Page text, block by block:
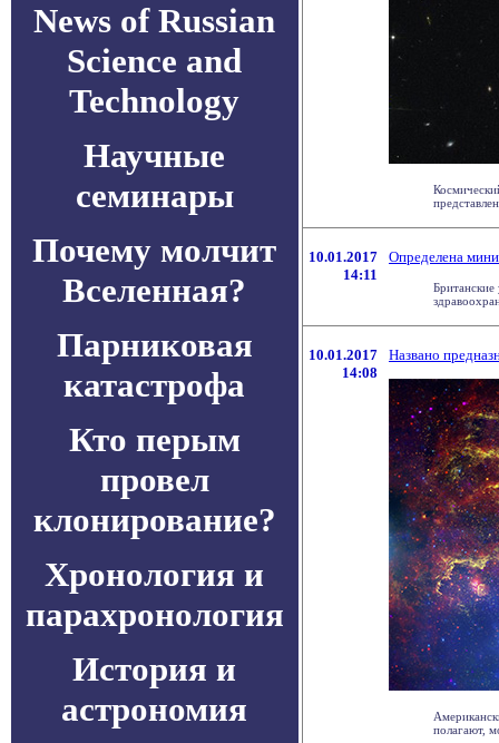
News of Russian
Science and
Technology
Научные
семинары
Почему молчит
Вселенная?
Парниковая
катастрофа
Кто перым
провел
клонирование?
Хронология и
парахронология
История и
астрономия
10.01.2017
14:11
Определена
10.01.2017
14:08
Названо
полагают,